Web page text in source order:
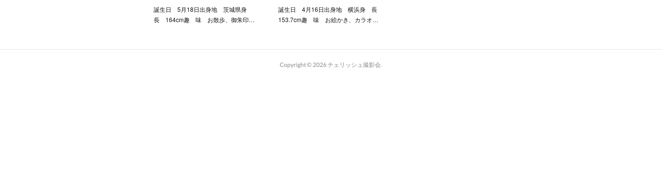
誕生日 5月18日出身地 茨城県身
長 164cm趣 味 お散歩、御朱印…
誕生日 4月16日出身地 横浜身 長
153.7cm趣 味 お絵かき、カラオ…
Copyright © 2026チェリッシュ撮影会.